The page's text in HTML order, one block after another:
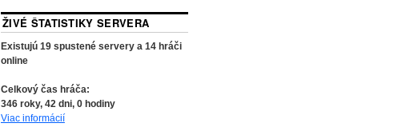
ŽIVÉ ŠTATISTIKY SERVERA
Existujú 19spustené servery a 14hráči
online
Celkový čas hráča:
346roky, 42dni, 0hodiny
Viac informácií